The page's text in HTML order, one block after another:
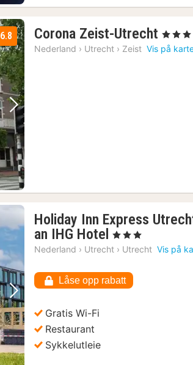
Neste bilde
6.8 Corona Zeist-Utrecht 1
natt
, 3 Stjerner
Nederland › Utrecht › Zeist Vis på
Neste bilde
Holiday Inn Express
an IHG Hotel 1
natt
960
kr.
, 3 Stjerner
Nederland › Utrecht › Utrecht Vis på
Låse opp rabatt
Gratis Wi-Fi
Restaurant
Sykkelutleie